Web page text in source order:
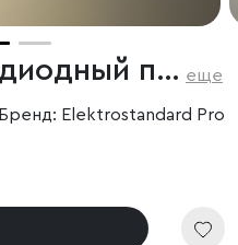
Линейный светодиодный подвесной двусторонний светильник 103см 40Вт 4200К серебряный еще
Бренд: Elektrostandard Pro